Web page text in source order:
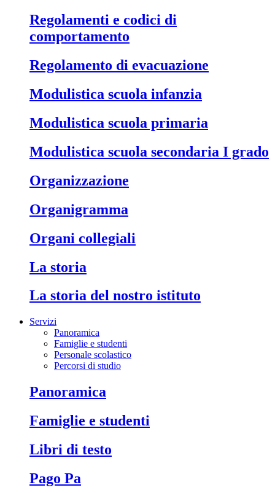
Regolamenti e codici di
comportamento
Regolamento di evacuazione
Modulistica scuola infanzia
Modulistica scuola primaria
Modulistica scuola secondaria I grado
Organizzazione
Organigramma
Organi collegiali
La storia
La storia del nostro istituto
Servizi
Panoramica
Famiglie e studenti
Personale scolastico
Percorsi di studio
Panoramica
Famiglie e studenti
Libri di testo
Pago Pa